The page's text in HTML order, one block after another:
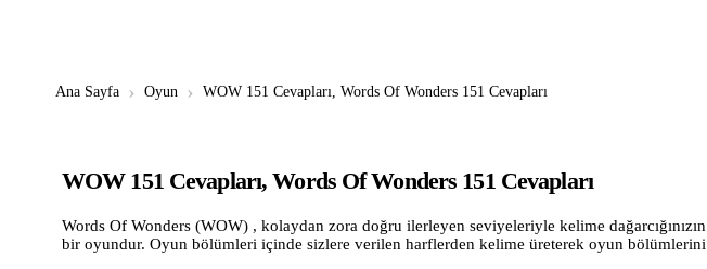
Ana Sayfa Oyun WOW 151 Cevapları, Words Of Wonders 151 Cevapları
WOW 151 Cevapları, Words Of Wonders 151 Cevapları
Words Of Wonders (WOW) , kolaydan zora doğru ilerleyen seviyeleriyle kelime
bir oyundur. Oyun bölümleri içinde sizlere verilen harflerden kelime üreterek oyun